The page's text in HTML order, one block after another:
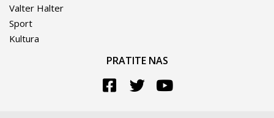
Valter Halter
Sport
Kultura
PRATITE NAS